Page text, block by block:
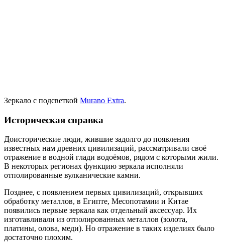
Зеркало с подсветкой Murano Extra.
Историческая справка
Доисторические люди, жившие задолго до появления
известных нам древних цивилизаций, рассматривали своё
отражение в водной глади водоёмов, рядом с которыми жили.
В некоторых регионах функцию зеркала исполняли
отполированные вулканические камни.
Позднее, с появлением первых цивилизаций, открывших
обработку металлов, в Египте, Месопотамии и Китае
появились первые зеркала как отдельный аксессуар. Их
изготавливали из отполированных металлов (золота,
платины, олова, меди). Но отражение в таких изделиях было
достаточно плохим.